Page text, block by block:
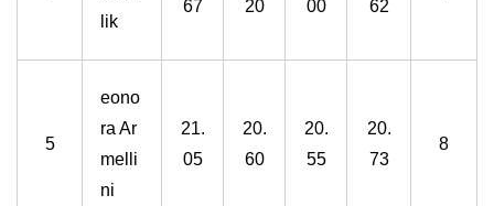
lik
67
20
00
62
5
eono
ra Ar
melli
ni
21.
05
20.
60
20.
55
20.
73
8